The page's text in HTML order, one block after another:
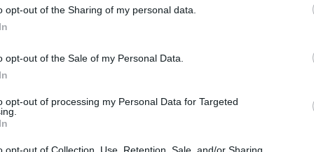
opt-out of the Sharing of my personal data.
opt-out of the Sale of my Personal Data.
opt-out of processing my Personal Data for Targeted
u Londonu ima dvije vile, koje vrijede oko 11 i
je prošle godine nepravomoćno osuđen na
za pomaganje pri utaji poreza sinu Marku.